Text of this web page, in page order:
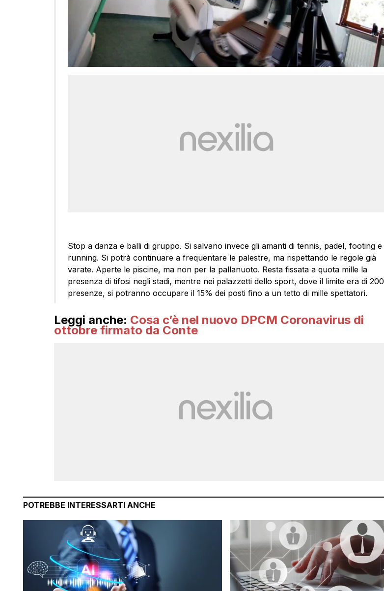
Stop a danza e balli di gruppo. Si salvano invece gli amanti di tennis, padel, footing e
running. Si potrà continuare a frequentare le palestre, ma rispettando le regole già
varate. Aperte le piscine, ma non per la pallanuoto. Resta fissata a quota mille la
presenza di tifosi negli stadi, mentre nei palazzetti dello sport, dove il limite era di 200
presenze, si potranno occupare il 15% dei posti fino a un tetto di mille spettatori.
Leggi anche: Cosa c’è nel nuovo DPCM Coronavirus di
ottobre firmato da Conte
POTREBBE INTERESSARTI ANCHE